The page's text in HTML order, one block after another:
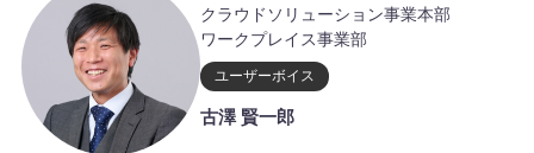
クラウドソリューション事業本部
ワークプレイス事業部
ユーザーボイス
古澤 賢一郎